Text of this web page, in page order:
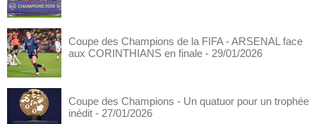
Coupe des Champions de la FIFA - ARSENAL face
aux CORINTHIANS en finale - 29/01/2026
Coupe des Champions - Un quatuor pour un trophée
inédit - 27/01/2026